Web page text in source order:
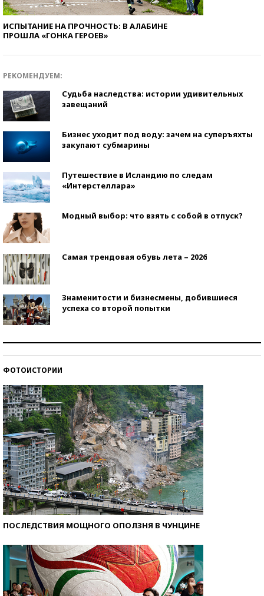
ИСПЫТАНИЕ НА ПРОЧНОСТЬ: В АЛАБИНЕ
ПРОШЛА «ГОНКА ГЕРОЕВ»
РЕКОМЕНДУЕМ:
Судьба наследства: истории удивительных
завещаний
Бизнес уходит под воду: зачем на суперъяхты
закупают субмарины
Путешествие в Исландию по следам
«Интерстеллара»
Модный выбор: что взять с собой в отпуск?
Самая трендовая обувь лета – 2026
Знаменитости и бизнесмены, добившиеся
успеха со второй попытки
ФОТОИСТОРИИ
ПОСЛЕДСТВИЯ МОЩНОГО ОПОЛЗНЯ В ЧУНЦИНЕ